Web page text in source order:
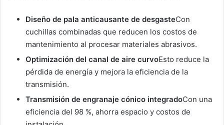
Diseño de pala anticausante de desgasteCon
cuchillas combinadas que reducen los costos de
mantenimiento al procesar materiales abrasivos.
Optimización del canal de aire curvoEsto reduce la
pérdida de energía y mejora la eficiencia de la
transmisión.
Transmisión de engranaje cónico integradoCon una
eficiencia del 98 %, ahorra espacio y costos de